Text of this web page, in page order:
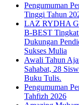
Pengumuman
Tinggi Tahun
LAZ RYDHA
B-BEST
Dukungan
Sukses Mulia
Awali Tahun
Sahabat, 28
Buku Tulis.
Pengumuman
Tahfizh 2026